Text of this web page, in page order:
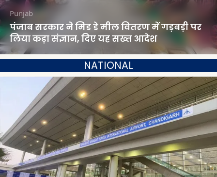
Punjab
पंजाब सरकार ने मिड डे मील वितरण में गड़बड़ी पर
लिया कड़ा संज्ञान, दिए यह सख्त आदेश
NATIONAL